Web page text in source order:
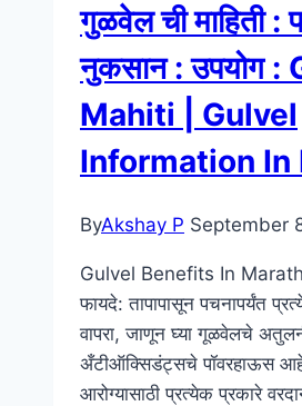
:
PULSE
PR
TEMPERATURE
:
:
HRCT
Score
म्हणजे
काय
?
गुळवेल ची माहिती :
नुकसान : उपयोग :
Mahiti | Gulvel
Information In
ByAkshay P September
Gulvel Benefits In
फायदे: तापापासून पचनापर्यंत
वापरा, जाणून घ्या गूळवेलचे
अँटीऑक्सिडंट्सचे पॉवरहाऊस आहे,
आरोग्यासाठी प्रत्येक प्रकारे